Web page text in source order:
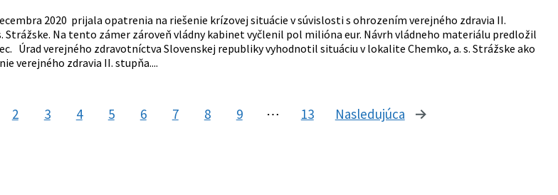
2020 prijala opatrenia na riešenie krízovej situácie v súvislosti s ohrozením verejného zdravia II.
Strážske. Na tento zámer zároveň vládny kabinet vyčlenil pol milióna eur. Návrh vládneho materiálu predložil
Úrad verejného zdravotníctva Slovenskej republiky vyhodnotil situáciu v lokalite Chemko, a. s. Strážske ako
verejného zdravia II. stupňa....
2 3 4 5 6 7 8 9 ⋯ 13 Nasledujúca stránka